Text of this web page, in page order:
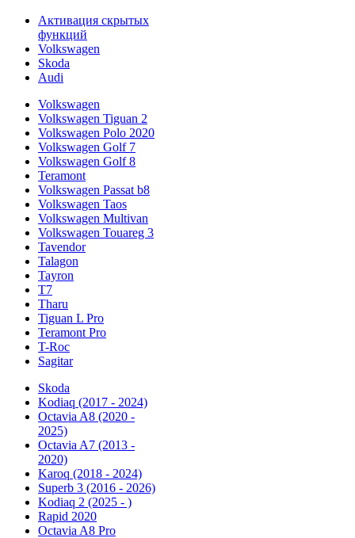
Активация скрытых
функций
Volkswagen
Skoda
Audi
Volkswagen
Volkswagen Tiguan 2
Volkswagen Polo 2020
Volkswagen Golf 7
Volkswagen Golf 8
Teramont
Volkswagen Passat b8
Volkswagen Taos
Volkswagen Multivan
Volkswagen Touareg 3
Tavendor
Talagon
Tayron
T7
Tharu
Tiguan L Pro
Teramont Pro
T-Roc
Sagitar
Skoda
Kodiaq (2017 - 2024)
Octavia A8 (2020 -
2025)
Octavia A7 (2013 -
2020)
Karoq (2018 - 2024)
Superb 3 (2016 - 2026)
Kodiaq 2 (2025 - )
Rapid 2020
Octavia A8 Pro